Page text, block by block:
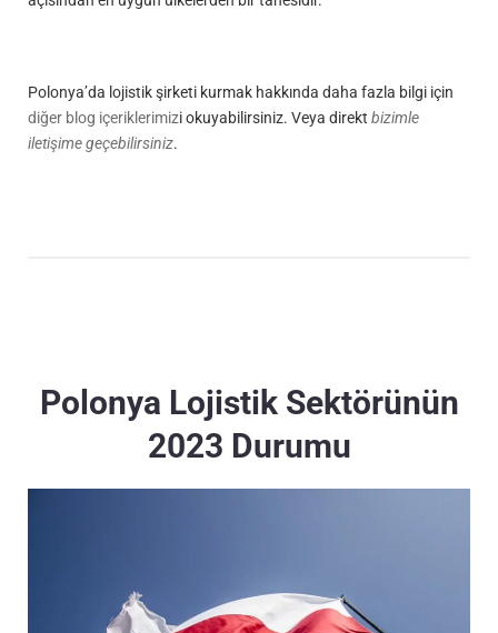
Polonya’da lojistik şirketi kurmak hakkında daha fazla bilgi için
diğer blog içeriklerimizi okuyabilirsiniz. Veya direkt bizimle
iletişime geçebilirsiniz.
Polonya Lojistik Sektörünün
2023 Durumu